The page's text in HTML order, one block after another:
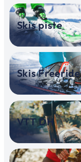
Skis piste
Skis Freeride
VTT DH